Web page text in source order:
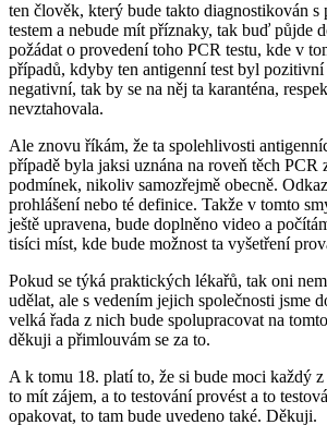
ten člověk, který bude takto diagnostikován
testem a nebude mít příznaky, tak buď půjde
požádat o provedení toho PCR testu, kde v
případů, kdyby ten antigenní test byl
negativní, tak by se na něj ta karanténa,
nevztahovala.
Ale znovu říkám, že ta spolehlivosti
případě byla jaksi uznána na roveň těch PCR
podmínek, nikoliv samozřejmě obecně.
prohlášení nebo té definice. Takže v tomto
ještě upravena, bude doplněno video a
tisíci míst, kde bude možnost ta vyšetření
Pokud se týká praktických lékařů, tak oni
udělat, ale s vedením jejich společnosti jsme
velká řada z nich bude spolupracovat na
děkuji a přimlouvám se za to.
A k tomu 18. platí to, že si bude moci každý
to mít zájem, a to testování provést a to
opakovat, to tam bude uvedeno také. Děkuji.